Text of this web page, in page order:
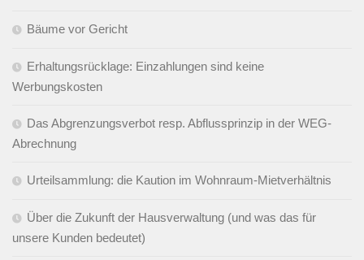
Bäume vor Gericht
Erhaltungsrücklage: Einzahlungen sind keine
Werbungskosten
Das Abgrenzungsverbot resp. Abflussprinzip in der WEG-
Abrechnung
Urteilsammlung: die Kaution im Wohnraum-Mietverhältnis
Über die Zukunft der Hausverwaltung (und was das für
unsere Kunden bedeutet)